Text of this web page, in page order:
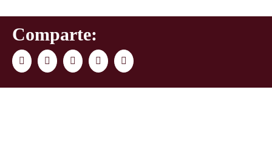
Comparte:
FacebookTwitter LinkedInWhatsAppCorreo
electrónico